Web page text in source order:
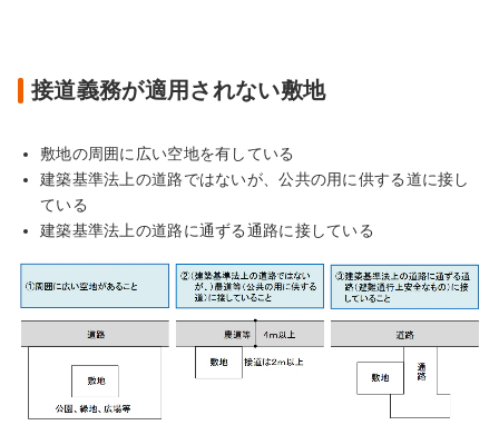
接道義務が適用されない敷地
敷地の周囲に広い空地を有している
建築基準法上の道路ではないが、公共の用に供する道に接し
ている
建築基準法上の道路に通ずる通路に接している